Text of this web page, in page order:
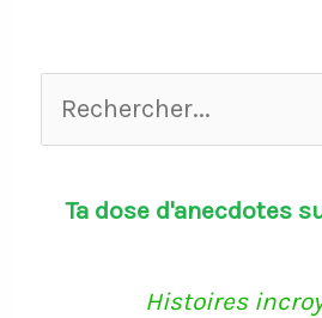
Rechercher...
Ta dose d'anecdotes
Histoires